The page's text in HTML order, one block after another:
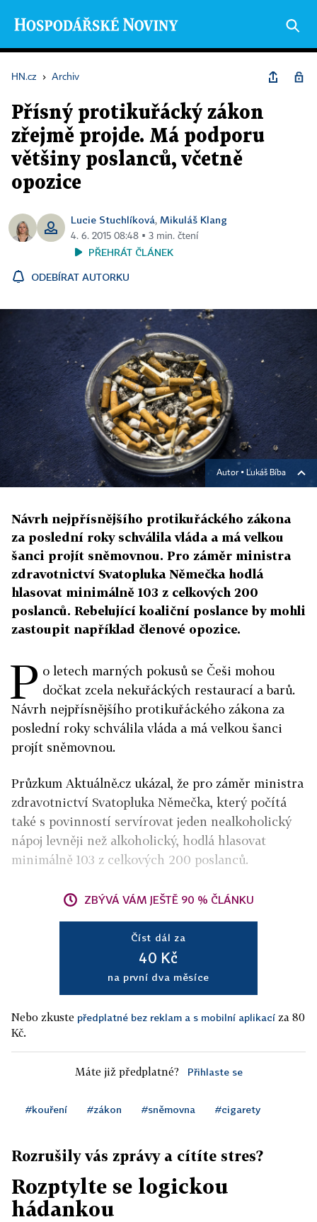
HN.cz › Archiv
Přísný protikuřácký zákon
zřejmě projde. Má podporu
většiny poslanců, včetně
opozice
Lucie Stuchlíková, Mikuláš Klang
4. 6. 2015 08:48 ▪ 3 min. čtení
PŘEHRÁT ČLÁNEK
ODEBÍRAT AUTORKU
Autor ▪ Lukáš Bíba
Návrh nejpřísnějšího protikuřáckého zákona
za poslední roky schválila vláda a má velkou
šanci projít sněmovnou. Pro záměr ministra
zdravotnictví Svatopluka Němečka hodlá
hlasovat minimálně 103 z celkových 200
poslanců. Rebelující koaliční poslance by mohli
zastoupit například členové opozice.
P o letech marných pokusů se Češi mohou
dočkat zcela nekuřáckých restaurací a barů.
Návrh nejpřísnějšího protikuřáckého zákona za
poslední roky schválila vláda a má velkou šanci
projít sněmovnou.
Průzkum Aktuálně.cz ukázal, že pro záměr ministra
zdravotnictví Svatopluka Němečka, který počítá
také s povinností servírovat jeden nealkoholický
nápoj levněji než alkoholický, hodlá hlasovat
minimálně 103 z celkových 200 poslanců.
ZBÝVÁ VÁM JEŠTĚ 90 % ČLÁNKU
Číst dál za
40 Kč
na první dva měsíce
Nebo zkuste předplatné bez reklam a s mobilní aplikací za 80
Kč.
Máte již předplatné? Přihlaste se
#kouření #zákon #sněmovna #cigarety
Rozrušily vás zprávy a cítíte stres?
Rozptylte se logickou
hádankou